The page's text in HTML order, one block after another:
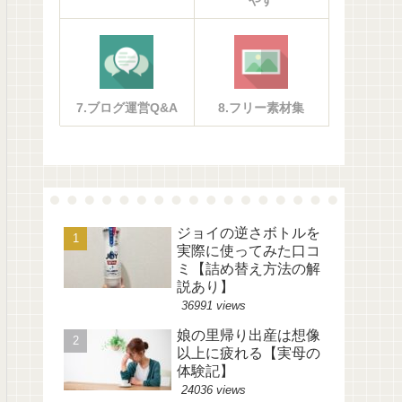
7.ブログ運営Q&A 8.フリー素材集
ジョイの逆さボトルを
実際に使ってみた口コ
ミ【詰め替え方法の解
説あり】
36991 views
娘の里帰り出産は想像
以上に疲れる【実母の
体験記】
24036 views